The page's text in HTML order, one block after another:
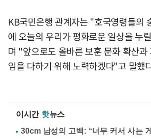
KB국민은행 관계자는 "호국영령들의
에 오늘의 우리가 평화로운 일상을 누
며 "앞으로도 올바른 보훈 문화 확산과
임을 다하기 위해 노력하겠다"고 말했
이시간 핫뉴스